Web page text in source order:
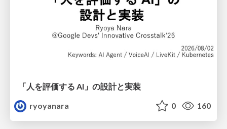
「人を評価する AI」の 設計と実装
ryoyanara
0 160